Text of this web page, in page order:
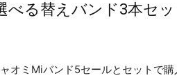
べる替えバンド3本セ